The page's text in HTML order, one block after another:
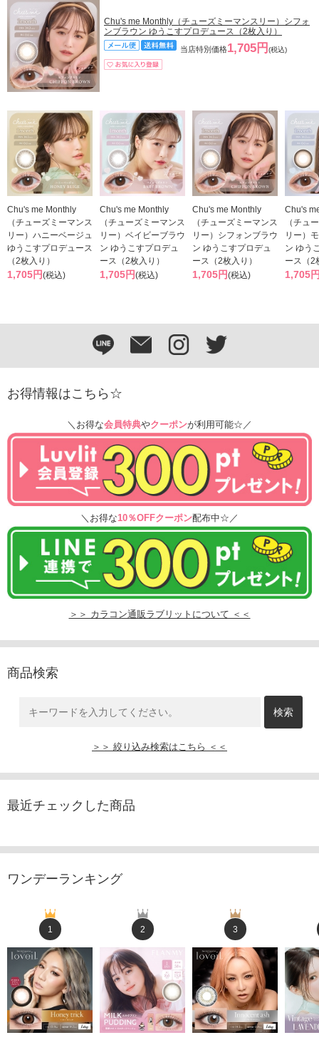
Chu's me Monthly（チューズミーマンスリー）シフォ
ンブラウン ゆうこすプロデュース（2枚入り）
当店特別価格1,705円 (税込)
Chu's me Monthly
（チューズミーマンス
リー）ハニーベージュ
ゆうこすプロデュース
（2枚入り）
1,705円(税込)
Chu's me Monthly
（チューズミーマンス
リー）ベイビーブラウ
ン ゆうこすプロデュ
ース（2枚入り）
1,705円(税込)
Chu's me Monthly
（チューズミーマンス
リー）シフォンブラウ
ン ゆうこすプロデュ
ース（2枚入り）
1,705円(税込)
Chu's
（チュ
リー）
ン ゆう
ース（2
1,705
お得情報はこちら☆
＼お得な会員特典やクーポンが利用可能☆／
＼お得な10％OFFクーポン配布中☆／
＞＞ カラコン通販ラブリットについて ＜＜
商品検索
＞＞ 絞り込み検索はこちら ＜＜
最近チェックした商品
ワンデーランキング
1 2 3